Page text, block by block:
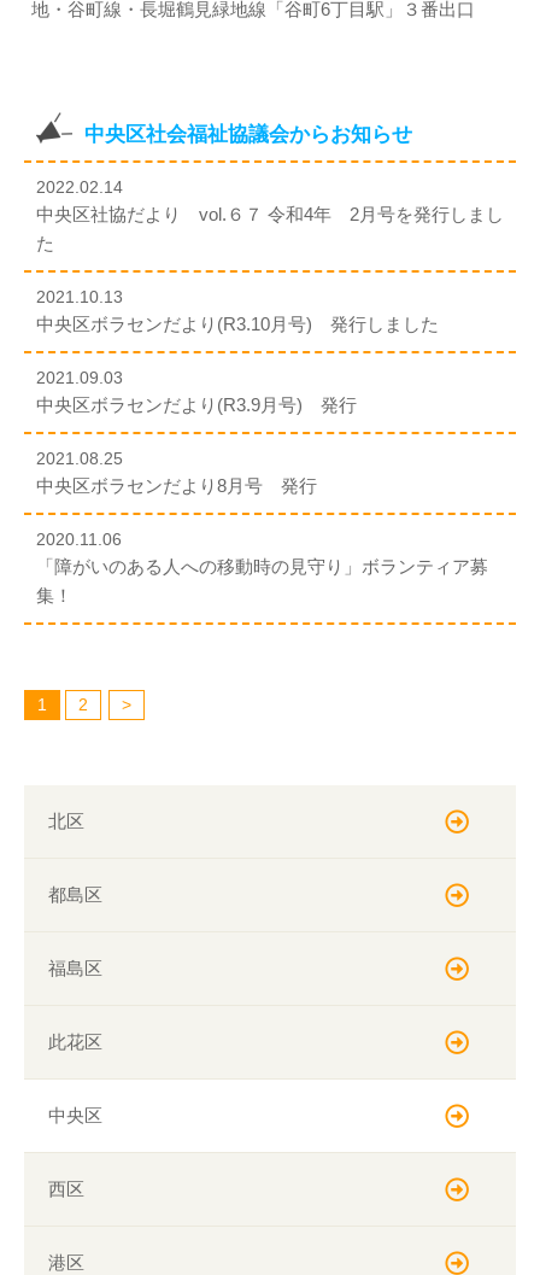
北区
都島区
福島区
此花区
中央区
西区
港区
地・谷町線・長堀鶴見緑地線「谷町6丁目駅」３番出口
中央区社会福祉協議会からお知らせ
2022.02.14
中央区社協だより vol.６７ 令和4年 2月号を発行しまし
た
2021.10.13
中央区ボラセンだより(R3.10月号) 発行しました
2021.09.03
中央区ボラセンだより(R3.9月号) 発行
2021.08.25
中央区ボラセンだより8月号 発行
2020.11.06
「障がいのある人への移動時の見守り」ボランティア募
集！
1 2 >